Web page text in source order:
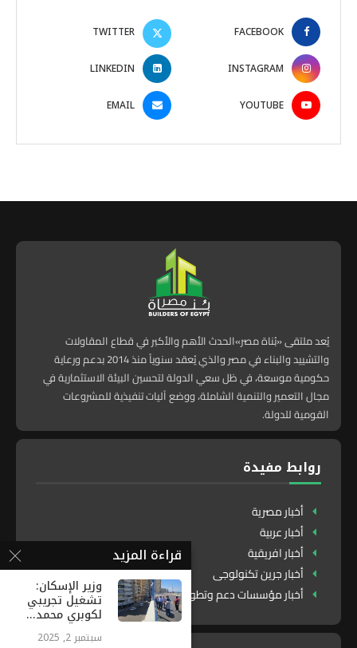
FACEBOOK
TWITTER
INSTAGRAM
LINKEDIN
YOUTUBE
EMAIL
يُعد ملتقى «بُناة مصر»الحدث الأهم والأكبر في قطاع المقاولات
والتشييد والبناء في مصر والذي يُعقد سنوياً منذ 2014 بدعم ورعاية
حكومية موسعة، في ظل سعي الدولة لتحسين البيئة الاستثمارية في
مجال التعمير والتنمية الشاملة، ووضع آليات تنفيذية للمشروعات
القومية للدولة.
روابط مفيدة
أخبار مصرية
أخبار عربية
أخبار افريقية
أخبار جرين تكنولوجى
أخبار مؤسسات دعم وتطوير
قراءة المزيد
وزير الإسكان:
تشغيل تجريبي
لكوبري محمد...
سبتمبر 2, 2025